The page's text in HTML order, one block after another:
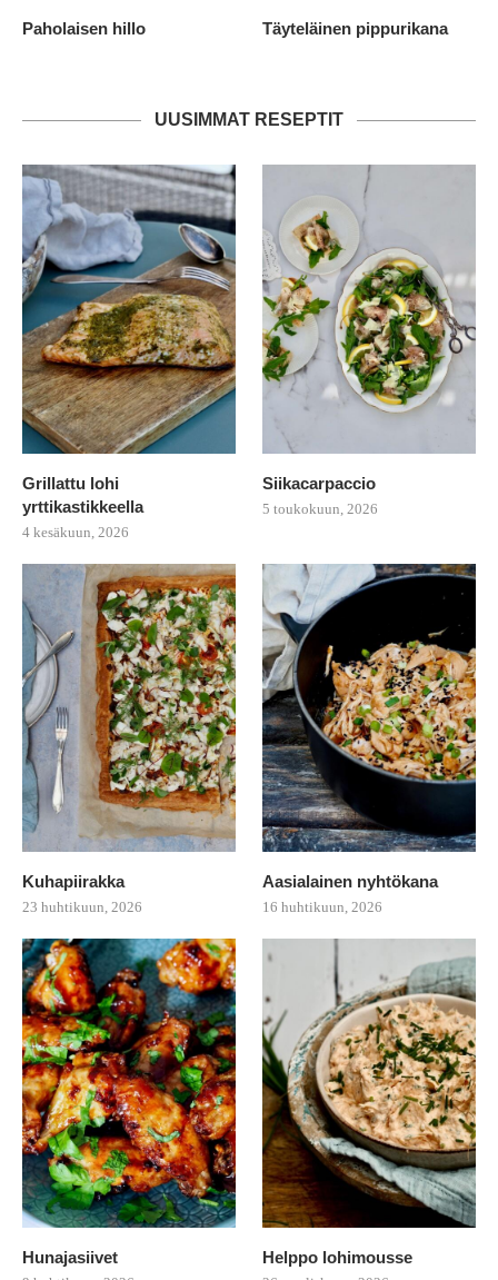
Paholaisen hillo Täyteläinen pippurikana
UUSIMMAT RESEPTIT
Grillattu lohi
yrttikastikkeella
4 kesäkuun, 2026
Siikacarpaccio
5 toukokuun, 2026
Kuhapiirakka
23 huhtikuun, 2026
Aasialainen nyhtökana
16 huhtikuun, 2026
Hunajasiivet Helppo lohimousse